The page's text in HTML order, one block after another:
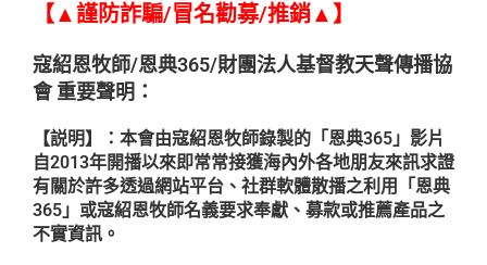
【▲謹防詐騙/冒名勸募/推銷▲】
寇紹恩牧師/恩典365/財團法人基督教天聲傳播協
會 重要聲明：
【説明】：本會由寇紹恩牧師錄製的「恩典365」影片
自2013年開播以來即常常接獲海內外各地朋友來訊求證
有關於許多透過網站平台、社群軟體散播之利用「恩典
365」或寇紹恩牧師名義要求奉獻、募款或推薦產品之
不實資訊。